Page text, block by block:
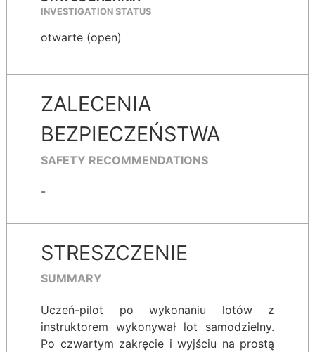
INVESTIGATION STATUS
otwarte (open)
ZALECENIA
BEZPIECZEŃSTWA
SAFETY RECOMMENDATIONS
-
STRESZCZENIE
SUMMARY
Uczeń-pilot po wykonaniu lotów z
instruktorem wykonywał lot samodzielny.
Po czwartym zakręcie i wyjściu na prostą